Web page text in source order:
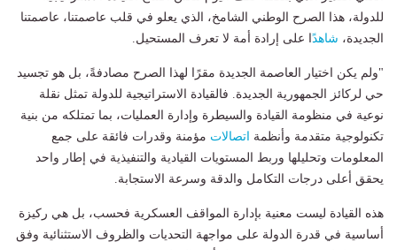
للدولة، هذا الصرح الوطني الشامخ، الذي يعلو في قلب عاصمتنا، عاصمتنا
الجديدة، شاهد ًا على إرادة أمة لا تعرف المستحيل.
"ولم يكن اختيار العاصمة الجديدة مقرًا لهذا الصرح مصادفةً، بل هو تجسيد
حي لركائز الجمهورية الجديدة. فالقيادة الاستراتيجية للدولة تمثل نقلة
نوعية في منظومة القيادة والسيطرة وإدارة العمليات، بما تمتلكه من بنية
تكنولوجية متقدمة وأنظمة اتصالات مؤمنة وقدرات فائقة على جمع
المعلومات وتحليلها وربط المستويات القيادية والتنفيذية في إطار واحد
يحقق أعلى درجات التكامل والدقة وسرعة الاستجابة.
هذه القيادة ليست معنية بإدارة المواقف العسكرية فحسب، بل هي ركيزة
أساسية في قدرة الدولة على مواجهة التحديات والظروف الاستثنائية وفق